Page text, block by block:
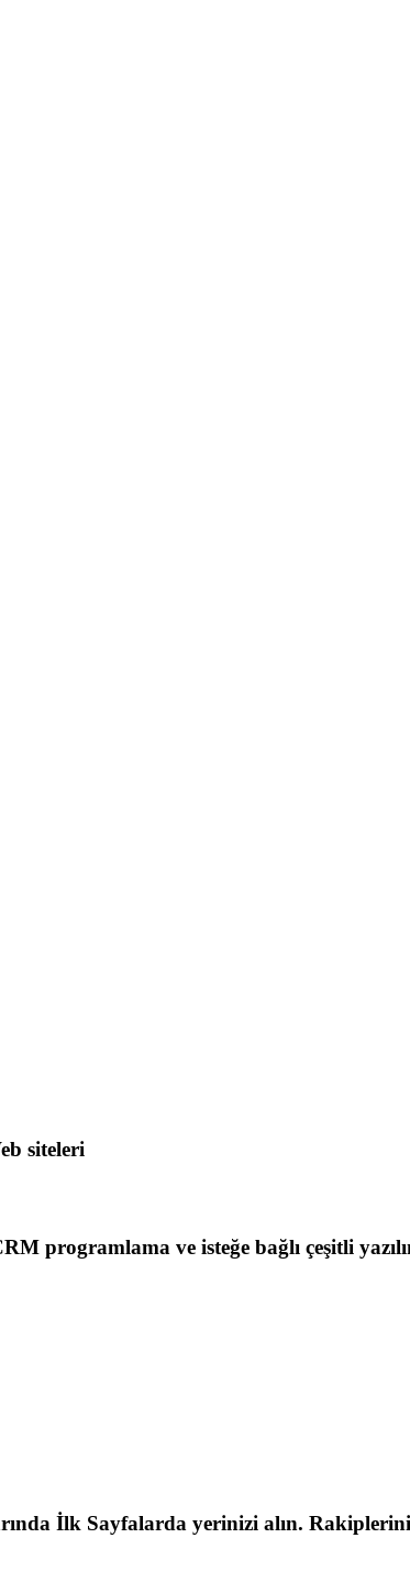
siteleri
programlama ve isteğe bağlı çeşitli
İlk Sayfalarda yerinizi alın.